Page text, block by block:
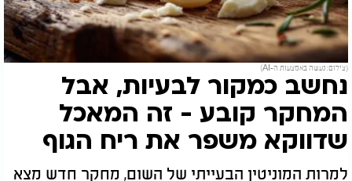
(צילום: נעשה באמצעות ה-AI)
נחשב כמקור לבעיות, אבל
המחקר קובע - זה המאכל
שדווקא משפר את ריח הגוף
למרות המוניטין הבעייתי של השום, מחקר חדש מצא